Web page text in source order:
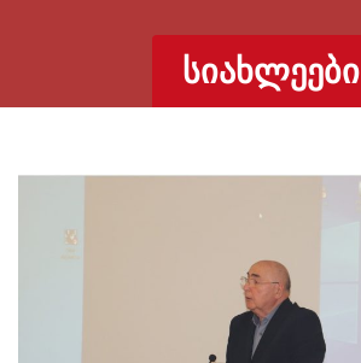
ᲡᲘᲐᲮᲚᲔᲔᲑᲘ